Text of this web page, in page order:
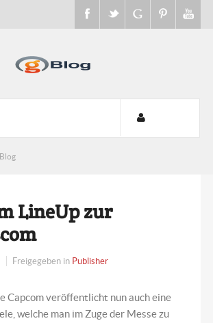
LineUp zur
Freigegeben in Publisher
Capcom veröffentlicht nun auch eine
welche man im Zuge der Messe zu